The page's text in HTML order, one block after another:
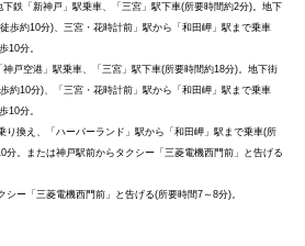
下鉄「新神戸」駅乗車、「三宮」駅下車(所要時間約2分)。地下
歩約10分)、三宮・花時計前」駅から「和田岬」駅まで乗車
10分。
神戸空港」駅乗車、「三宮」駅下車(所要時間約18分)。地下街
約10分)、「三宮・花時計前」駅から「和田岬」駅まで乗車
10分。
り換え、「ハーバーランド」駅から「和田岬」駅まで乗車(所
。または神戸駅前からタクシー「三菱電機西門前」と告げる
シー「三菱電機西門前」と告げる(所要時間7～8分)。